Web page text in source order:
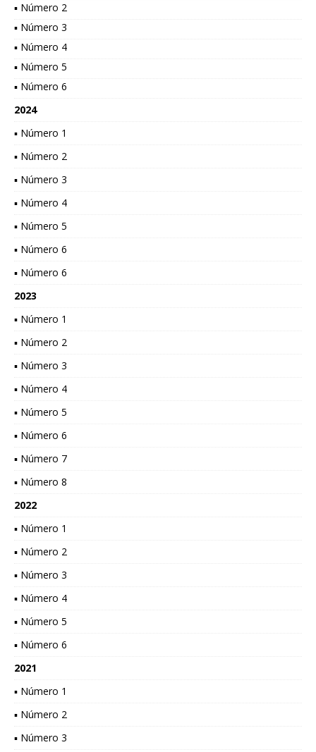
▪ Número 2
▪ Número 3
▪ Número 4
▪ Número 5
▪ Número 6
2024
▪ Número 1
▪ Número 2
▪ Número 3
▪ Número 4
▪ Número 5
▪ Número 6
▪ Número 6
2023
▪ Número 1
▪ Número 2
▪ Número 3
▪ Número 4
▪ Número 5
▪ Número 6
▪ Número 7
▪ Número 8
2022
▪ Número 1
▪ Número 2
▪ Número 3
▪ Número 4
▪ Número 5
▪ Número 6
2021
▪ Número 1
▪ Número 2
▪ Número 3